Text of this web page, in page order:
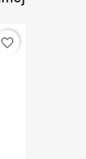
favorite_border